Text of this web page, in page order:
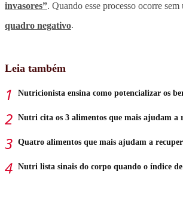
invasores”. Quando esse processo ocorre
quadro negativo.
Leia também
Nutricionista ensina como potencializar os
Nutri cita os 3 alimentos que mais ajudam a
Quatro alimentos que mais ajudam a
Nutri lista sinais do corpo quando o índice